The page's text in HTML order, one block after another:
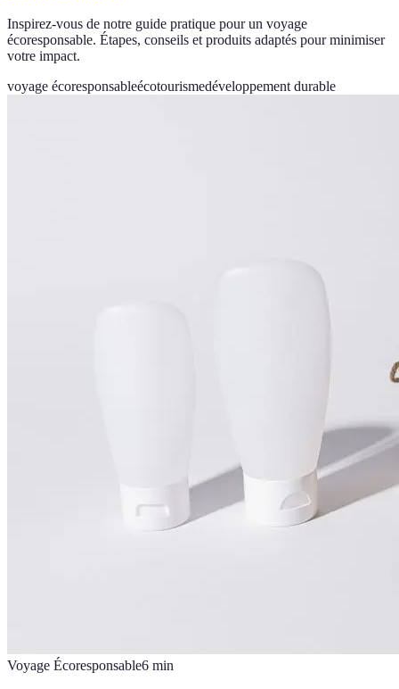
Inspirez-vous de notre guide pratique pour un voyage
écoresponsable. Étapes, conseils et produits adaptés pour minimiser
votre impact.
voyage écoresponsableécotourismedéveloppement durable
Voyage Écoresponsable6 min